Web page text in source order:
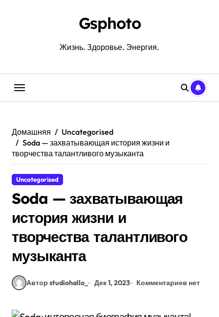
Gsphoto
Жизнь. Здоровье. Энергия.
Домашняя
Uncategorised
Soda — захватывающая история жизни и
творчества талантливого музыканта
Uncategorised
Soda — захватывающая
история жизни и
творчества талантливого
музыканта
Автор studiohallo_ Дек 1, 2023 Комментариев нет